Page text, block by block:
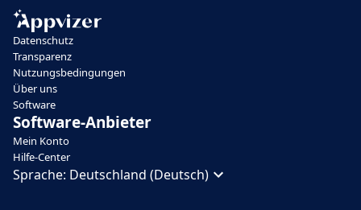
Datenschutz
Transparenz
Nutzungsbedingungen
Über uns
Software
Software-Anbieter
Mein Konto
Hilfe-Center
Sprache: Deutschland (Deutsch)